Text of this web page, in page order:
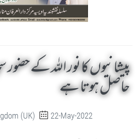
پیشانیوں کا نور اللہ کے
حاصل ہوتا ہے
(UK) 22-May-2022